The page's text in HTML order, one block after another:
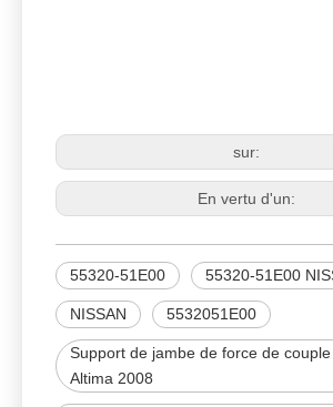
sur:
En vertu d'un:
55320-51E00 55320-51E00
NISSAN 5532051E00
Support de jambe de force de couple
Altima 2008